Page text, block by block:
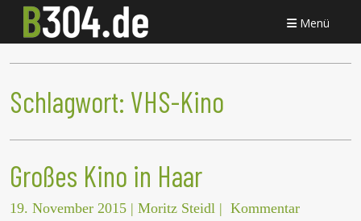
Menü
Schlagwort: VHS-Kino
Großes Kino in Haar
19. November 2015 | Moritz Steidl | Kommentar